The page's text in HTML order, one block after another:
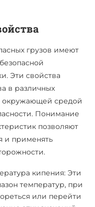
грузов имеют
Эти свойства
в различных
окружающей средой
Понимание
позволяют
и применять
кипения: Эти
температур, при
или перейти